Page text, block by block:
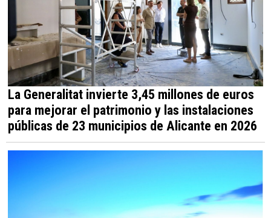
La Generalitat invierte 3,45 millones de euros
para mejorar el patrimonio y las instalaciones
públicas de 23 municipios de Alicante en 2026